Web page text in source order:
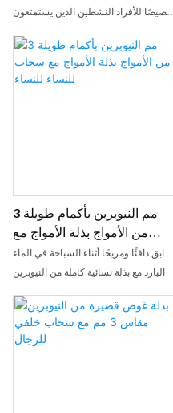
خصيصًا للأفراد النشطين الذين يستمتعون
المائية والمغامرات الخارجية الأخرى.
مصنوع من مادة النيوبرين عالية الجودة 3
3 مم النيوبرين بأكمام طويلة
من الأمواج بذلة الأمواج مع
سحاب للنساء للنساء
ابق دافئًا ومريحًا أثناء السباحة في الماء
البارد مع بذلة نسائية كاملة من النيوبرين
لسهولة وإيقاف تشغيلها ، وتوفر هذه
السباحة الحرارية توازنًا مثاليًا للمرونة
والعزل لأنشطة المياه الخارجية